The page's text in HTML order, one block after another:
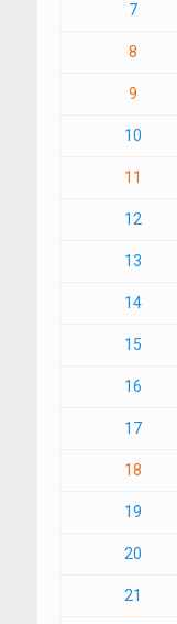
7
8
9
10
11
12
13
14
15
16
17
18
19
20
21